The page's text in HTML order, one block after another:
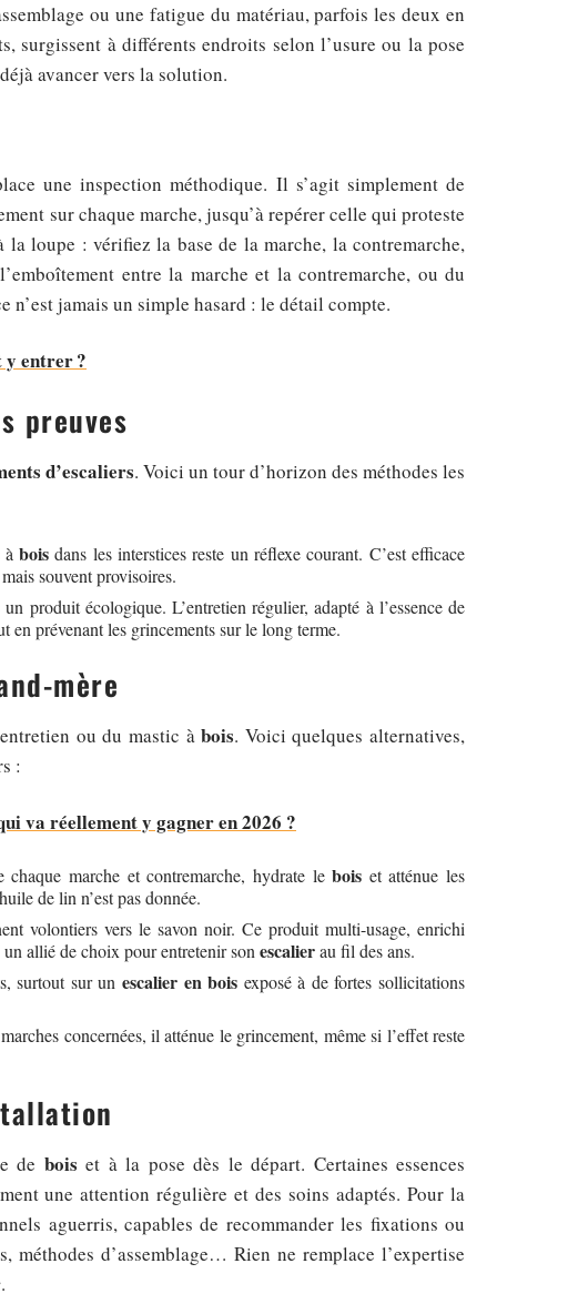
ou une fatigue du matériau, parfois les deux en
surgissent à différents endroits selon l’usure ou la pose
avancer vers la solution.
une inspection méthodique. Il s’agit simplement de
sur chaque marche, jusqu’à repérer celle qui proteste
loupe : vérifiez la base de la marche, la contremarche,
entre la marche et la contremarche, ou du
jamais un simple hasard : le détail compte.
y entrer ?
preuves
d’escaliers. Voici un tour d’horizon des méthodes les
àbois dans les interstices reste un réflexe courant. C’est efficace
souvent provisoires.
produit écologique. L’entretien régulier, adapté à l’essence de
en prévenant les grincements sur le long terme.
mère
ou du mastic àbois. Voici quelques alternatives,
:
va réellement y gagner en 2026 ?
chaque marche et contremarche, hydrate lebois et atténue les
de lin n’est pas donnée.
volontiers vers le savon noir. Ce produit multi-usage, enrichi
allié de choix pour entretenir son escalierau fil des ans.
surtout sur un escalier en bois exposé à de fortes sollicitations
concernées, il atténue le grincement, même si l’effet reste
de bois et à la pose dès le départ. Certaines essences
une attention régulière et des soins adaptés. Pour la
aguerris, capables de recommander les fixations ou
d’assemblage… Rien ne remplace l’expertise
.